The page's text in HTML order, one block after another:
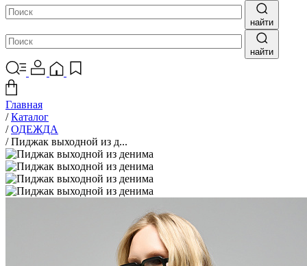
найти
найти
Главная
/ Каталог
/ ОДЕЖДА
/ Пиджак выходной из д...